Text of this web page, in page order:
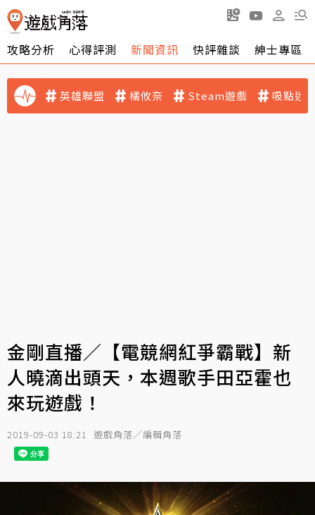
攻略分析 心得評測 新聞資訊 快評雜談 紳士專區
英雄聯盟 橘攸奈 Steam遊戲 吸點迷
金剛直播／【電競網紅爭霸戰】新
人曉滴出頭天，本週歌手田亞霍也
來玩遊戲！
2019-09-03 18:21 遊戲角落／編輯角落